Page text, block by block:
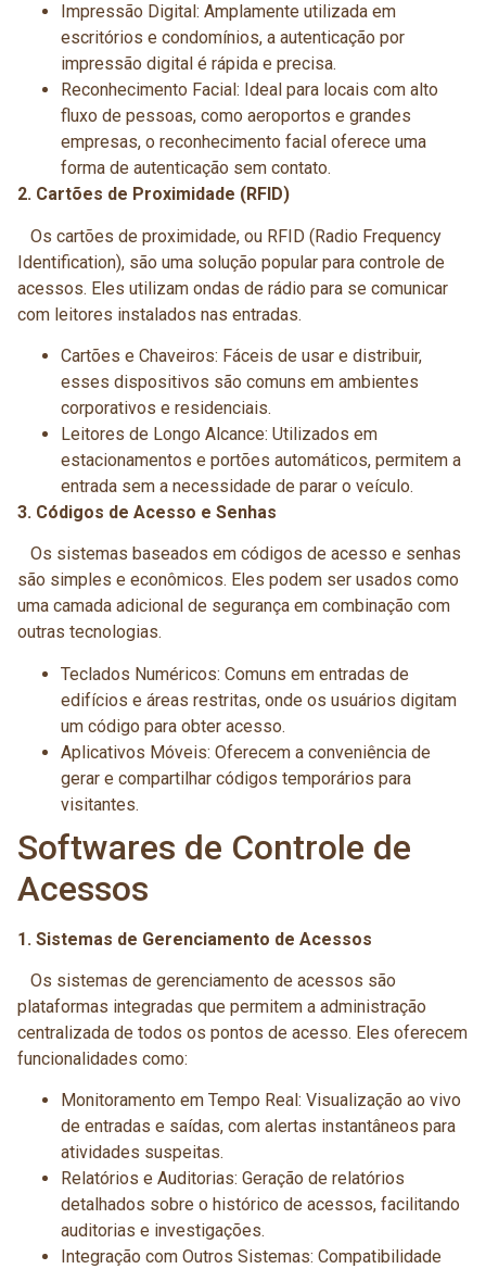
Impressão Digital: Amplamente utilizada em
escritórios e condomínios, a autenticação por
impressão digital é rápida e precisa.
Reconhecimento Facial: Ideal para locais com alto
fluxo de pessoas, como aeroportos e grandes
empresas, o reconhecimento facial oferece uma
forma de autenticação sem contato.
2. Cartões de Proximidade (RFID)
Os cartões de proximidade, ou RFID (Radio Frequency
Identification), são uma solução popular para controle de
acessos. Eles utilizam ondas de rádio para se comunicar
com leitores instalados nas entradas.
Cartões e Chaveiros: Fáceis de usar e distribuir,
esses dispositivos são comuns em ambientes
corporativos e residenciais.
Leitores de Longo Alcance: Utilizados em
estacionamentos e portões automáticos, permitem a
entrada sem a necessidade de parar o veículo.
3. Códigos de Acesso e Senhas
Os sistemas baseados em códigos de acesso e senhas
são simples e econômicos. Eles podem ser usados como
uma camada adicional de segurança em combinação com
outras tecnologias.
Teclados Numéricos: Comuns em entradas de
edifícios e áreas restritas, onde os usuários digitam
um código para obter acesso.
Aplicativos Móveis: Oferecem a conveniência de
gerar e compartilhar códigos temporários para
visitantes.
Softwares de Controle de
Acessos
1. Sistemas de Gerenciamento de Acessos
Os sistemas de gerenciamento de acessos são
plataformas integradas que permitem a administração
centralizada de todos os pontos de acesso. Eles oferecem
funcionalidades como:
Monitoramento em Tempo Real: Visualização ao vivo
de entradas e saídas, com alertas instantâneos para
atividades suspeitas.
Relatórios e Auditorias: Geração de relatórios
detalhados sobre o histórico de acessos, facilitando
auditorias e investigações.
Integração com Outros Sistemas: Compatibilidade